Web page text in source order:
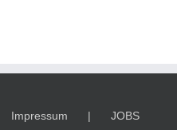
Impressum JOBS